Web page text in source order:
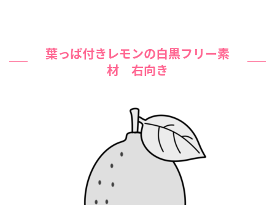
葉っぱ付きレモンの白黒フリー素
材 右向き